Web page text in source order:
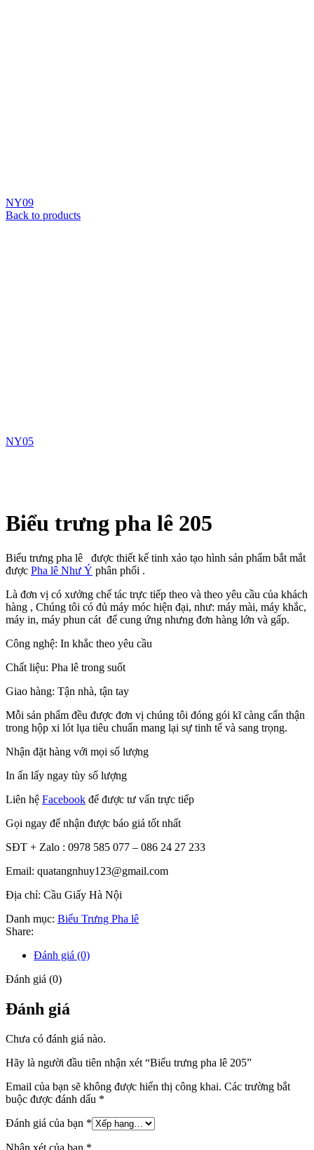
NY09
Back to products
NY05
Biểu trưng pha lê 205
Biểu trưng pha lê được thiết kế tinh xảo tạo hình sản phẩm bắt mắt
được Pha lê Như Ý phân phối .
Là đơn vị có xưởng chế tác trực tiếp theo và theo yêu cầu của khách
hàng , Chúng tôi có đủ máy móc hiện đại, như: máy mài, máy khắc,
máy in, máy phun cát để cung ứng nhưng đơn hàng lớn và gấp.
Công nghệ: In khắc theo yêu cầu
Chất liệu: Pha lê trong suốt
Giao hàng: Tận nhà, tận tay
Mỗi sản phẩm đều được đơn vị chúng tôi đóng gói kĩ càng cẩn thận
trong hộp xi lót lụa tiêu chuẩn mang lại sự tinh tế và sang trọng.
Nhận đặt hàng với mọi số lượng
In ấn lấy ngay tùy số lượng
Liên hệ Facebook để được tư vấn trực tiếp
Gọi ngay để nhận được báo giá tốt nhất
SĐT + Zalo : 0978 585 077 – 086 24 27 233
Email: quatangnhuy123@gmail.com
Địa chỉ: Cầu Giấy Hà Nội
Danh mục: Biểu Trưng Pha lê
Share:
Đánh giá (0)
Đánh giá (0)
Đánh giá
Chưa có đánh giá nào.
Hãy là người đầu tiên nhận xét “Biểu trưng pha lê 205”
Email của bạn sẽ không được hiển thị công khai. Các trường bắt
buộc được đánh dấu *
Đánh giá của bạn *
Nhận xét của bạn *